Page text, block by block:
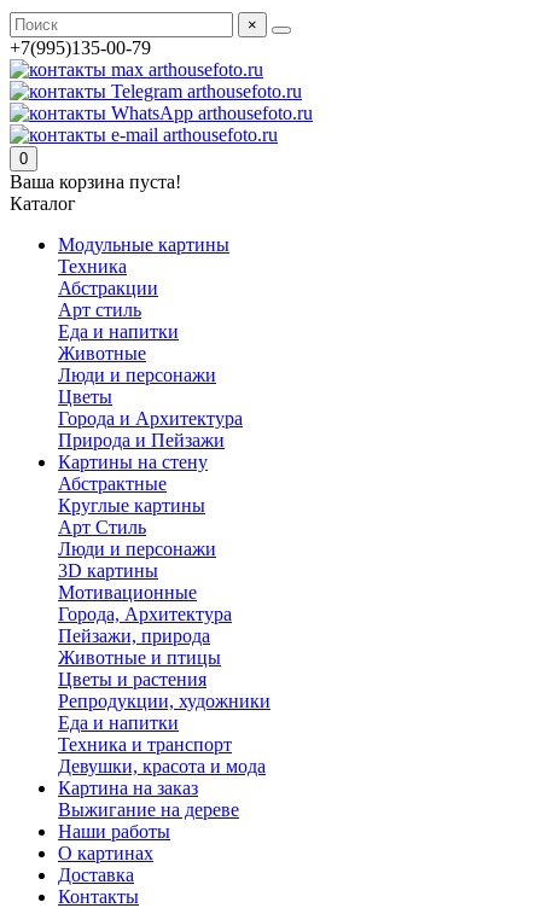
×
+7(995)135-00-79
0
Ваша корзина пуста!
Каталог
Модульные картины
Техника
Абстракции
Арт стиль
Еда и напитки
Животные
Люди и персонажи
Цветы
Города и Архитектура
Природа и Пейзажи
Картины на стену
Абстрактные
Круглые картины
Арт Стиль
Люди и персонажи
3D картины
Мотивационные
Города, Архитектура
Пейзажи, природа
Животные и птицы
Цветы и растения
Репродукции, художники
Еда и напитки
Техника и транспорт
Девушки, красота и мода
Картина на заказ
Выжигание на дереве
Наши работы
О картинах
Доставка
Контакты